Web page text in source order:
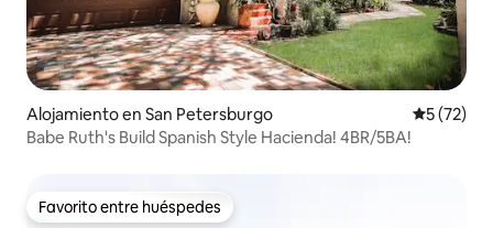
Alojamiento en San Petersburgo
5 (72)
Babe Ruth's Build Spanish Style Hacienda! 4BR/5BA!
Favorito entre huéspedes
Favorito entre huéspedes